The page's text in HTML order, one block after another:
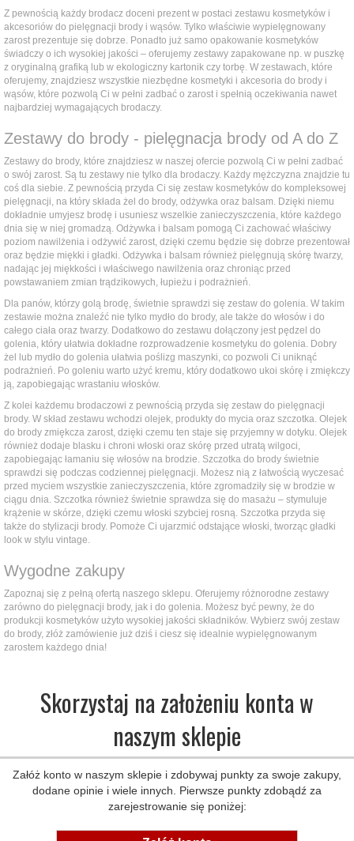
Z pewnością każdy brodacz doceni prezent w postaci zestawu kosmetyków i
akcesoriów do pielęgnacji brody i wąsów. Tylko właściwie wypielęgnowany
zarost prezentuje się dobrze. Ponadto już samo opakowanie kosmetyków
świadczy o ich wysokiej jakości – oferujemy zestawy zapakowane np. w puszkę
z oryginalną grafiką lub w ekologiczny kartonik czy torbę. W zestawach, które
oferujemy, znajdziesz wszystkie niezbędne kosmetyki i akcesoria do brody i
wąsów, które pozwolą Ci w pełni zadbać o zarost i spełnią oczekiwania nawet
najbardziej wymagających brodaczy.
Zestawy do brody - pielęgnacja brody od A do Z
Zestawy do brody, które znajdziesz w naszej ofercie pozwolą Ci w pełni zadbać
o swój zarost. Są tu zestawy nie tylko dla brodaczy. Każdy mężczyzna znajdzie tu
coś dla siebie. Z pewnością przyda Ci się zestaw kosmetyków do kompleksowej
pielęgnacji, na który składa żel do brody, odżywka oraz balsam. Dzięki niemu
dokładnie umyjesz brodę i usuniesz wszelkie zanieczyszczenia, które każdego
dnia się w niej gromadzą. Odżywka i balsam pomogą Ci zachować właściwy
poziom nawilżenia i odżywić zarost, dzięki czemu będzie się dobrze prezentował
oraz będzie miękki i gładki. Odżywka i balsam również pielęgnują skórę twarzy,
nadając jej miękkości i właściwego nawilżenia oraz chroniąc przed
powstawaniem zmian trądzikowych, łupieżu i podrażnień.
Dla panów, którzy golą brodę, świetnie sprawdzi się zestaw do golenia. W takim
zestawie można znaleźć nie tylko mydło do brody, ale także do włosów i do
całego ciała oraz twarzy. Dodatkowo do zestawu dołączony jest pędzel do
golenia, który ułatwia dokładne rozprowadzenie kosmetyku do golenia. Dobry
żel lub mydło do golenia ułatwia poślizg maszynki, co pozwoli Ci uniknąć
podrażnień. Po goleniu warto użyć kremu, który dodatkowo ukoi skórę i zmiękczy
ją, zapobiegając wrastaniu włosków.
Z kolei każdemu brodaczowi z pewnością przyda się zestaw do pielęgnacji
brody. W skład zestawu wchodzi olejek, produkty do mycia oraz szczotka. Olejek
do brody zmiękcza zarost, dzięki czemu ten staje się przyjemny w dotyku. Olejek
również dodaje blasku i chroni włoski oraz skórę przed utratą wilgoci,
zapobiegając łamaniu się włosów na brodzie. Szczotka do brody świetnie
sprawdzi się podczas codziennej pielęgnacji. Możesz nią z łatwością wyczesać
przed myciem wszystkie zanieczyszczenia, które zgromadziły się w brodzie w
ciągu dnia. Szczotka również świetnie sprawdza się do masażu – stymuluje
krążenie w skórze, dzięki czemu włoski szybciej rosną. Szczotka przyda się
także do stylizacji brody. Pomoże Ci ujarzmić odstające włoski, tworząc gładki
look w stylu vintage.
Wygodne zakupy
Zapoznaj się z pełną ofertą naszego sklepu. Oferujemy różnorodne zestawy
zarówno do pielęgnacji brody, jak i do golenia. Możesz być pewny, że do
produkcji kosmetyków użyto wysokiej jakości składników. Wybierz swój zestaw
do brody, złóż zamówienie już dziś i ciesz się idealnie wypielęgnowanym
zarostem każdego dnia!
Skorzystaj na założeniu konta w
naszym sklepie
Załóż konto w naszym sklepie i zdobywaj punkty za swoje zakupy,
dodane opinie i wiele innych. Pierwsze punkty zdobądź za
zarejestrowanie się poniżej: